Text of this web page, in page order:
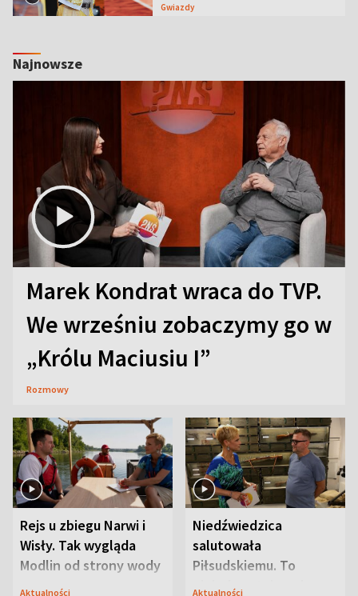
Gwiazdy
Najnowsze
Marek Kondrat wraca do TVP.
We wrześniu zobaczymy go w
„Królu Maciusiu I”
Rozmowy
Rejs u zbiegu Narwi i
Wisły. Tak wygląda
Modlin od strony wody
Aktualności
Niedźwiedzica
salutowała
Piłsudskiemu. To
niejedyna tajemnica
Aktualności